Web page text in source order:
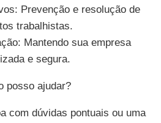
Prevenção e resolução de
trabalhistas.
Mantendo sua empresa
e segura.
posso ajudar?
com dúvidas pontuais ou uma